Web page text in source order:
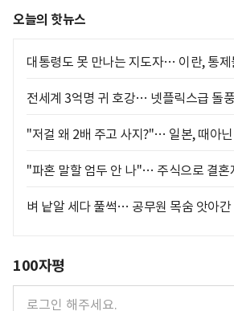
오늘의 핫뉴스
대통령도 못 만나는 지도자… 이란, 통제
전세계 3억명 귀 호강… 넷플릭스급 돌
"저걸 왜 2배 주고 사지?"… 일본, 때아
"파혼 말할 엄두 안 나"… 주식으로 결혼
벼 낱알 세다 풀썩… 공무원 목숨 앗아간
100자평